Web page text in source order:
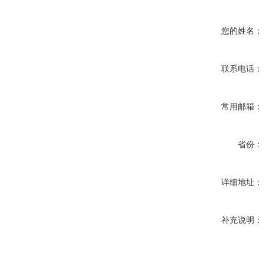
您的姓名：
联系电话：
常用邮箱：
省份：
详细地址：
补充说明：